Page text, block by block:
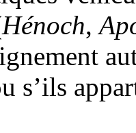
Hénoch,
s’ils